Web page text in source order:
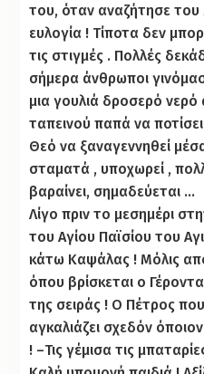
του, όταν αναζήτησε
ευλογία ! Τίποτα δεν
τις στιγμές . Πολλές
σήμερα άνθρωποι
μια γουλιά δροσερό
ταπεινού παπά να
Θεό να ξαναγεννηθεί
σταματά , υποχωρεί ,
βαραίνει, σημαδεύεται …
Λίγο πριν το μεσημέρι
του Αγίου Παϊσίου του
κάτω Καψάλας ! Μόλις
όπου βρίσκεται ο
της σειράς ! Ο Πέτρος
αγκαλιάζει σχεδόν
! –Τις γέμισα τις